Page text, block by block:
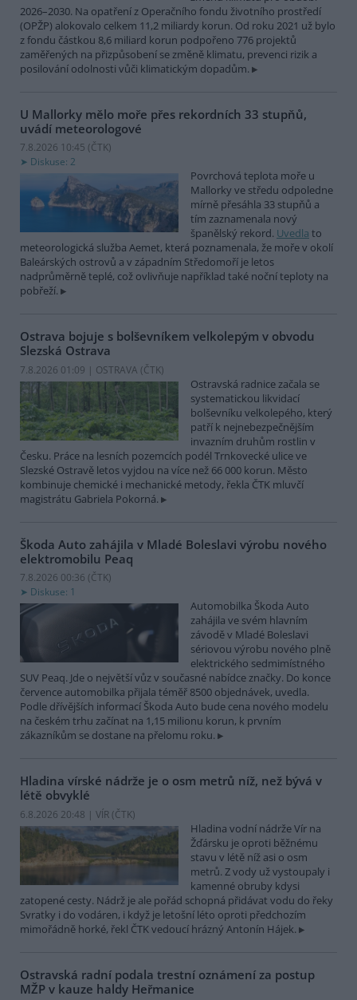
2026–2030. Na opatření z Operačního fondu životního prostředí
(OPŽP) alokovalo celkem 11,2 miliardy korun. Od roku 2021 už bylo
z fondu částkou 8,6 miliard korun podpořeno 776 projektů
zaměřených na přizpůsobení se změně klimatu, prevenci rizik a
posilování odolnosti vůči klimatickým dopadům.
U Mallorky mělo moře přes rekordních 33 stupňů,
uvádí meteorologové
7.8.2026 10:45 (ČTK)
Diskuse: 2
Povrchová teplota moře u
Mallorky ve středu odpoledne
mírně přesáhla 33 stupňů a
tím zaznamenala nový
španělský rekord. Uvedla to
meteorologická služba Aemet, která poznamenala, že moře v okolí
Baleárských ostrovů a v západním Středomoří je letos
nadprůměrně teplé, což ovlivňuje například také noční teploty na
pobřeží.
Ostrava bojuje s bolševníkem velkolepým v obvodu
Slezská Ostrava
7.8.2026 01:09 | OSTRAVA (ČTK)
Ostravská radnice začala se
systematickou likvidací
bolševníku velkolepého, který
patří k nejnebezpečnějším
invazním druhům rostlin v
Česku. Práce na lesních pozemcích podél Trnkovecké ulice ve
Slezské Ostravě letos vyjdou na více než 66 000 korun. Město
kombinuje chemické i mechanické metody, řekla ČTK mluvčí
magistrátu Gabriela Pokorná.
Škoda Auto zahájila v Mladé Boleslavi výrobu nového
elektromobilu Peaq
7.8.2026 00:36 (ČTK)
Diskuse: 1
Automobilka Škoda Auto
zahájila ve svém hlavním
závodě v Mladé Boleslavi
sériovou výrobu nového plně
elektrického sedmimístného
SUV Peaq. Jde o největší vůz v současné nabídce značky. Do konce
července automobilka přijala téměř 8500 objednávek, uvedla.
Podle dřívějších informací Škoda Auto bude cena nového modelu
na českém trhu začínat na 1,15 milionu korun, k prvním
zákazníkům se dostane na přelomu roku.
Hladina vírské nádrže je o osm metrů níž, než bývá v
létě obvyklé
6.8.2026 20:48 | VÍR (ČTK)
Hladina vodní nádrže Vír na
Žďársku je oproti běžnému
stavu v létě níž asi o osm
metrů. Z vody už vystoupaly i
kamenné obruby kdysi
zatopené cesty. Nádrž je ale pořád schopná přidávat vodu do řeky
Svratky i do vodáren, i když je letošní léto oproti předchozím
mimořádně horké, řekl ČTK vedoucí hrázný Antonín Hájek.
Ostravská radní podala trestní oznámení za postup
MŽP v kauze haldy Heřmanice